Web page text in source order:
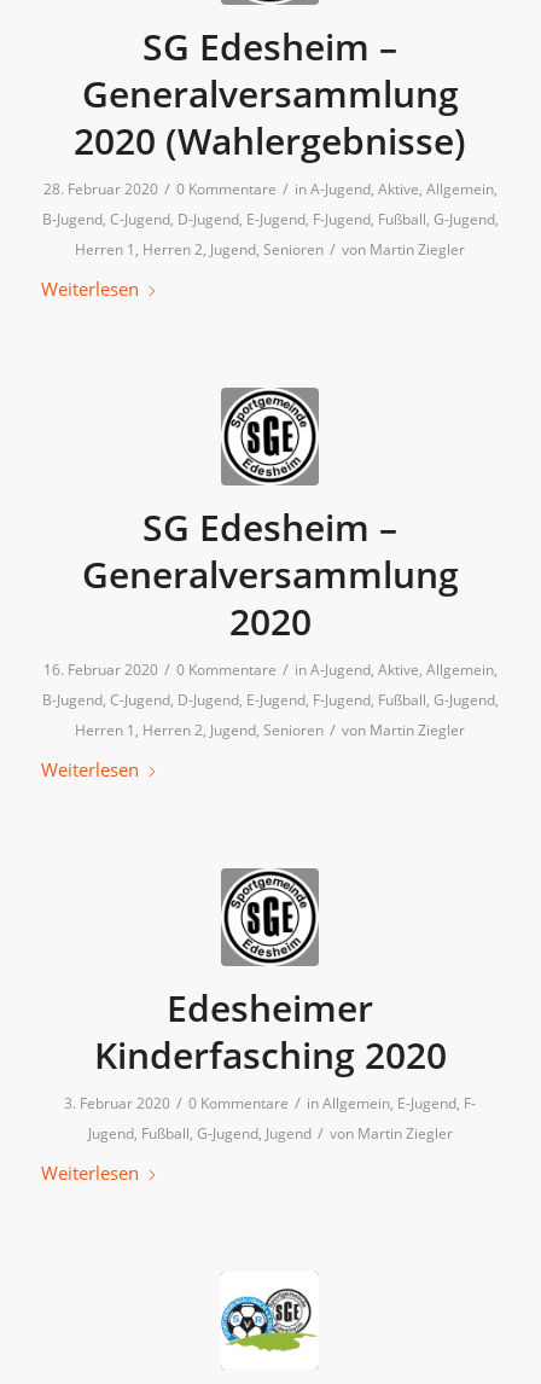
SG Edesheim –
Generalversammlung
2020 (Wahlergebnisse)
28. Februar 2020 / 0 Kommentare / inA-Jugend, Aktive, Allgemein,
B-Jugend, C-Jugend, D-Jugend, E-Jugend, F-Jugend, Fußball, G-Jugend,
Herren 1 , Herren 2, Jugend,Senioren / von Martin Ziegler
Weiterlesen
SG Edesheim –
Generalversammlung
2020
16. Februar 2020 / 0 Kommentare / inA-Jugend, Aktive, Allgemein,
B-Jugend, C-Jugend, D-Jugend, E-Jugend, F-Jugend, Fußball, G-Jugend,
Herren 1 , Herren 2, Jugend,Senioren / von Martin Ziegler
Weiterlesen
Edesheimer
Kinderfasching 2020
3. Februar 2020 / 0 Kommentare / inAllgemein, E-Jugend, F-
Jugend, Fußball, G-Jugend, Jugend / von Martin Ziegler
Weiterlesen